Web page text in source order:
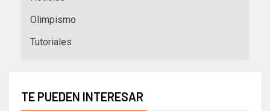
Olimpismo
Tutoriales
TE PUEDEN INTERESAR